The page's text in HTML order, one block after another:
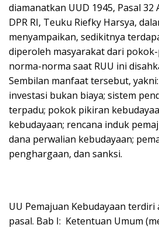
diamanatkan UUD 1945, Pasal 32
DPR RI, Teuku Riefky Harsya,
menyampaikan, sedikitnya
diperoleh masyarakat dari
norma-norma saat RUU ini
Sembilan manfaat tersebut,
investasi bukan biaya; sistem
terpadu; pokok pikiran
kebudayaan; rencana induk
dana perwalian kebudayaan;
penghargaan, dan sanksi.
UU Pemajuan Kebudayaan terdiri
pasal. Bab I: Ketentuan Umum